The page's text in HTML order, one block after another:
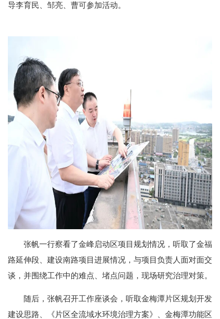
导李育民、邹亮、曹可参加活动。
张帆一行察看了金峰启动区项目规划情况，听取了金福
路延伸段、建设南路项目进展情况，与项目负责人面对面交
谈，并围绕工作中的难点、堵点问题，现场研究治理对策。
随后，张帆召开工作座谈会，听取金梅潭片区规划开发
建设思路、《片区全流域水环境治理方案》、金梅潭功能区